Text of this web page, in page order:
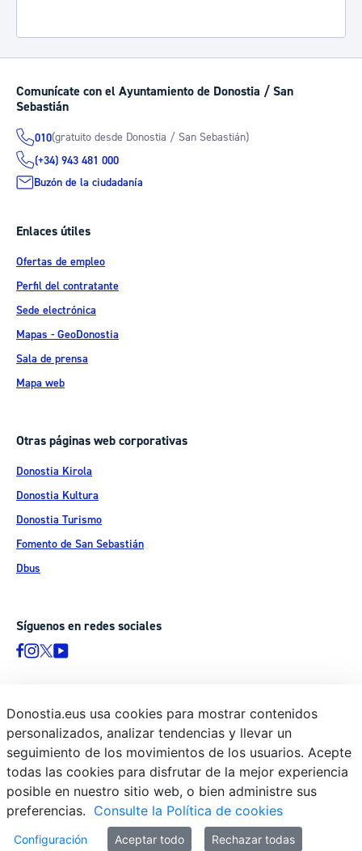
Comunícate con el Ayuntamiento de Donostia / San
Sebastián
010(gratuito desde Donostia / San Sebastián)
(+34) 943 481 000
Buzón de la ciudadanía
Enlaces útiles
Ofertas de empleo
Perfil del contratante
Sede electrónica
Mapas - GeoDonostia
Sala de prensa
Mapa web
Otras páginas web corporativas
Donostia Kirola
Donostia Kultura
Donostia Turismo
Fomento de San Sebastián
Dbus
Síguenos en redes sociales
© Donostiako Udala - Ayuntamiento de Donostia / San Sebastián
Ijentea 1, 20003 Donostia / San Sebastián
Aviso legal
Política de privacidad
Política de cookies
Declaración de accesibilidad
Donostia.eus usa cookies para mostrar contenidos
personalizados, analizar tendencias y llevar un
seguimiento de los movimientos de los usuarios. Acepte
todas las cookies para disfrutar de la mejor experiencia
posible en nuestro sitio web, o bien administre sus
preferencias. Consulte la Política de cookies
Configuración Aceptar todo Rechazar todas